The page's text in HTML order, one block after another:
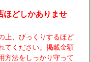
ほどしかありませ
上、びっくりするほど
てください。掲載金額
方法をしっかり守って